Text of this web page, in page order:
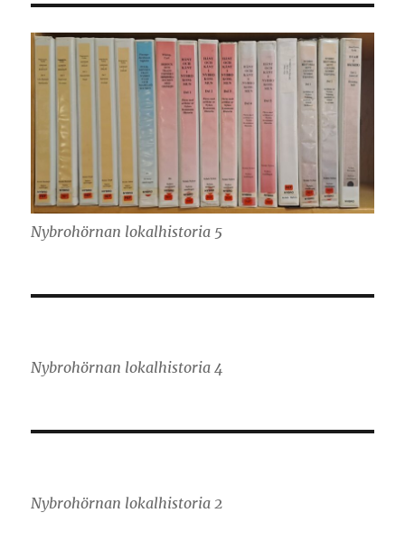
Nybrohörnan lokalhistoria 5
Nybrohörnan lokalhistoria 4
Nybrohörnan lokalhistoria 2